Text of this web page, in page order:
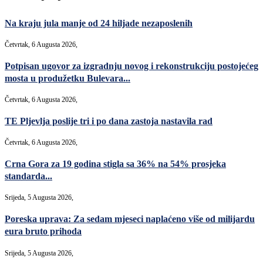
Na kraju jula manje od 24 hiljade nezaposlenih
Četvrtak, 6 Augusta 2026,
Potpisan ugovor za izgradnju novog i rekonstrukciju postojećeg
mosta u produžetku Bulevara...
Četvrtak, 6 Augusta 2026,
TE Pljevlja poslije tri i po dana zastoja nastavila rad
Četvrtak, 6 Augusta 2026,
Crna Gora za 19 godina stigla sa 36% na 54% prosjeka
standarda...
Srijeda, 5 Augusta 2026,
Poreska uprava: Za sedam mjeseci naplaćeno više od milijardu
eura bruto prihoda
Srijeda, 5 Augusta 2026,